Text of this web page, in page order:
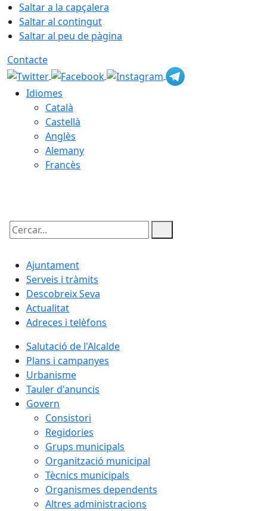
Saltar a la capçalera
Saltar al contingut
Saltar al peu de pàgina
Contacte
Idiomes
Català
Castellà
Anglès
Alemany
Francès
Cercar:
Ajuntament
Serveis i tràmits
Descobreix Seva
Actualitat
Adreces i telèfons
Salutació de l'Alcalde
Plans i campanyes
Urbanisme
Tauler d'anuncis
Govern
Consistori
Regidories
Grups municipals
Organització municipal
Tècnics municipals
Organismes dependents
Altres administracions